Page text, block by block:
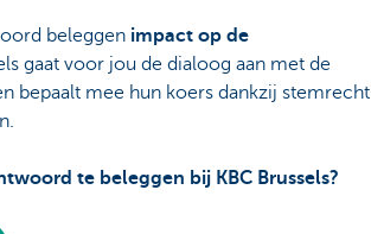
beleggen impact op de
gaat voor jou de dialoog aan met de
bepaalt mee hun koers dankzij stemrecht
te beleggen bij KBC Brussels?